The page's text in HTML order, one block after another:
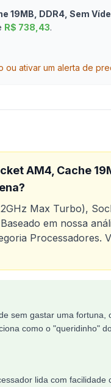
19MB, DDR4, Sem
R$ 738,43.
ou ativar um alerta de
AM4, Cache
Max Turbo),
em nossa
Processadores.
Socket AM4,
sem gastar uma fortuna,
como o "queridinho"
lida com facilidade